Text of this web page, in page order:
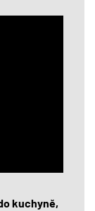
kuchyně,